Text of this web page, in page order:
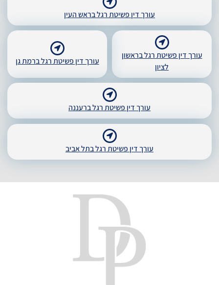
עורך דין פשיטת רגל בראש העין
עורך דין פשיטת רגל בראשון
לציון
עורך דין פשיטת רגל ברמת גן
עורך דין פשיטת רגל ברעננה
עורך דין פשיטת רגל בתל אביב